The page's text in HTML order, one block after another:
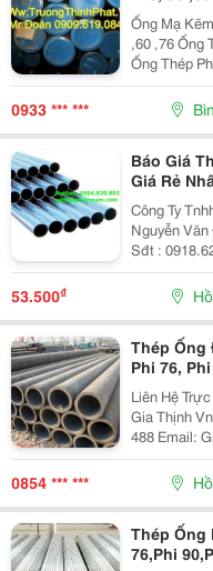
Ống Mạ
,60 ,76 Ống Thép Phi 141 X 3 Ly (6.000Mm-12.000Mm)
Ống Thép
Thép Phi
Phi 141 X
0933 *** ***
Báo Giá
Giá Rẻ
Công Ty
Nguyễn
Sđt :
Khanh Kieu
53.500₫
Thép Ống
Phi 76,
Liên Hệ Trực
Gia Thịnh Vn Mr : Hữu 0975 512 012 Ms :Dung 0912 726
488 Email: Giathinhsteel@Yahoo.com.vn Mail:
0854 *** ***
Thép Ống
76,Phi